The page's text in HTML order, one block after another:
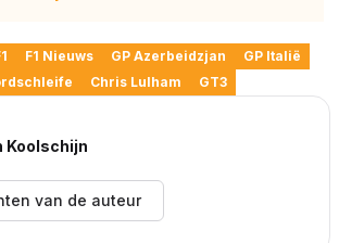
F1 Nieuws GP Azerbeidzjan
GP Italië
Chris Lulham GT3
Koolschijn
van de auteur